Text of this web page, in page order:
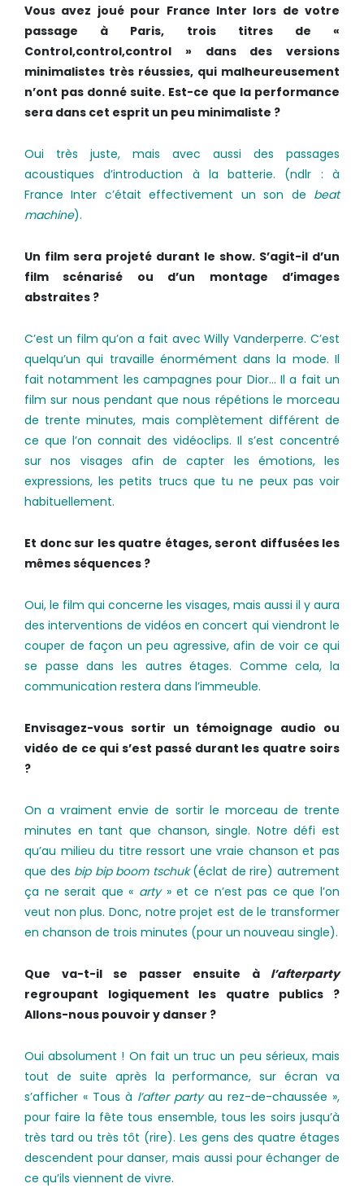
Vous avez joué pour France Inter lors de votre
passage à Paris, trois titres de «
Control,control,control » dans des versions
minimalistes très réussies, qui malheureusement
n’ont pas donné suite. Est­-ce que la performance
sera dans cet esprit un peu minimaliste ?
Oui très juste, mais avec aussi des passages
acoustiques d’introduction à la batterie. (ndlr : à
France Inter c’était effectivement un son de beat
machine).
Un film sera projeté durant le show. S’agit-­il d’un
film scénarisé ou d’un montage d’images
abstraites ?
C’est un film qu’on a fait avec Willy Vanderperre. C’est
quelqu’un qui travaille énormément dans la mode. Il
fait notamment les campagnes pour Dior… Il a fait un
film sur nous pendant que nous répétions le morceau
de trente minutes, mais complètement différent de
ce que l’on connait des vidéoclips. Il s’est concentré
sur nos visages afin de capter les émotions, les
expressions, les petits trucs que tu ne peux pas voir
habituellement.
Et donc sur les quatre étages, seront diffusées les
mêmes séquences ?
Oui, le film qui concerne les visages, mais aussi il y aura
des interventions de vidéos en concert qui viendront le
couper de façon un peu agressive, afin de voir ce qui
se passe dans les autres étages. Comme cela, la
communication restera dans l’immeuble.
Envisagez-­vous sortir un témoignage audio ou
vidéo de ce qui s’est passé durant les quatre soirs
?
On a vraiment envie de sortir le morceau de trente
minutes en tant que chanson, single. Notre défi est
qu’au milieu du titre ressort une vraie chanson et pas
que des bip bip boom tschuk(éclat de rire) autrement
ça ne serait que « arty» et ce n’est pas ce que l’on
veut non plus. Donc, notre projet est de le transformer
en chanson de trois minutes (pour un nouveau single).
Que va-­t-­il se passer ensuite à l’after­party
regroupant logiquement les quatre publics ?
Allons­-nous pouvoir y danser ?
Oui absolument ! On fait un truc un peu sérieux, mais
tout de suite après la performance, sur écran va
s’afficher « Tous à l’after partyau rez-de-chaussée »,
pour faire la fête tous ensemble, tous les soirs jusqu’à
très tard ou très tôt (rire). Les gens des quatre étages
descendent pour danser, mais aussi pour échanger de
ce qu’ils viennent de vivre.